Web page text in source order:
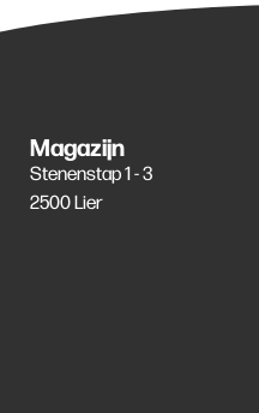
Magazijn
Stenenstap 1 - 3
2500 Lier